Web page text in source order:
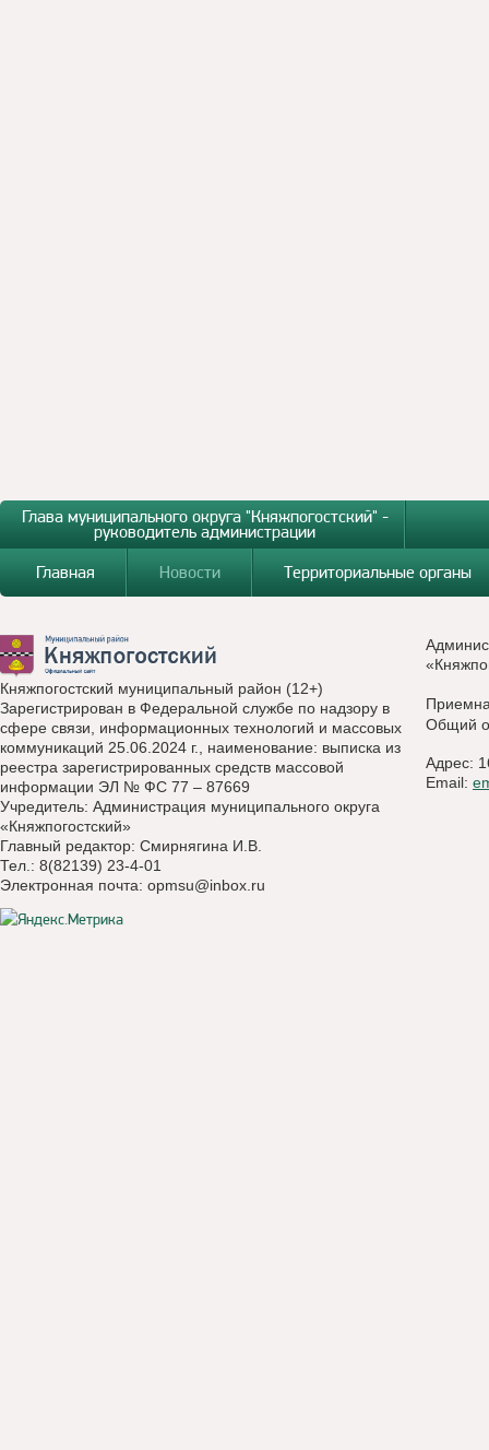
Глава муниципального округа "Княжпогостский" -
руководитель администрации
Главная
Новости Территориальные органы
Княжпогостский муниципальный район (12+)
Зарегистрирован в Федеральной службе по надзору в
сфере связи, информационных технологий и массовых
коммуникаций 25.06.2024 г., наименование: выписка из
реестра зарегистрированных средств массовой
информации ЭЛ № ФС 77 – 87669
Учредитель: Администрация муниципального округа
«Княжпогостский»
Главный редактор: Смирнягина И.В.
Тел.: 8(82139) 23-4-01
Электронная почта: opmsu@inbox.ru
Общий
Адрес:
Email: